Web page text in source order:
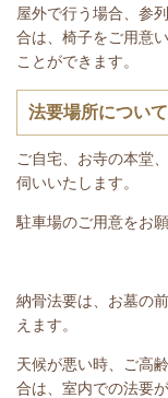
屋外で行う場合、参
合は、椅子をご用意
ことができます。
法要場所について
ご自宅、お寺の本堂
伺いいたします。
駐車場のご用意をお
納骨法要は、お墓の
えます。
天候が悪い時、ご高
合は、室内での法要